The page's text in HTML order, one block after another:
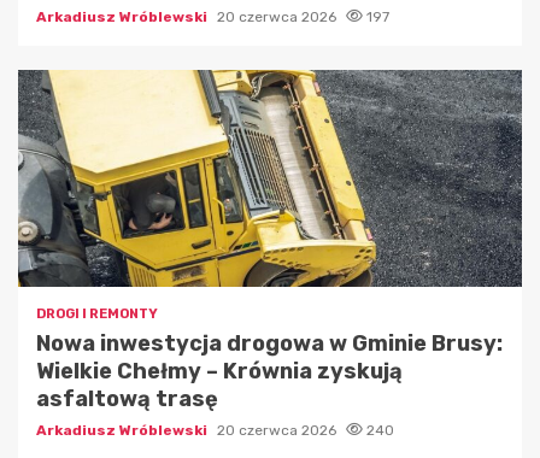
Arkadiusz Wróblewski 20 czerwca 2026 197
DROGI I REMONTY
Nowa inwestycja drogowa w Gminie Brusy:
Wielkie Chełmy – Krównia zyskują
asfaltową trasę
Arkadiusz Wróblewski 20 czerwca 2026 240